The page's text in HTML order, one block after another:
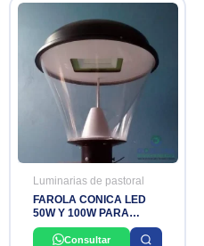
Luminarias de pastoral
FAROLA CONICA LED
50W Y 100W PARA
EXTERIORES IP65
Consultar